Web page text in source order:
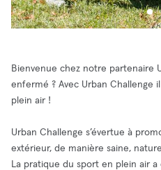
Bienvenue chez notre partenaire
enfermé ? Avec Urban Challenge
plein air !
Urban Challenge s’évertue à
extérieur, de manière saine,
La pratique du sport en plein air